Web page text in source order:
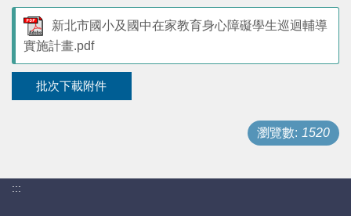
課程與教學
學習輔導
支持服務
IEP
新北市國小及國中在家教育身心障礙學生巡迴輔導
實施計畫.pdf
批次下載附件
瀏覽數: 1520
:::